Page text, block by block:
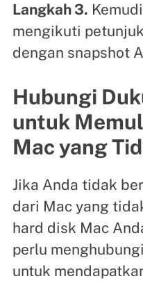
Langkah 3.
mengikuti
dengan snapshot
Hubungi
untuk
Mac yang
Jika Anda tidak
dari Mac yang
hard disk Mac
perlu
untuk